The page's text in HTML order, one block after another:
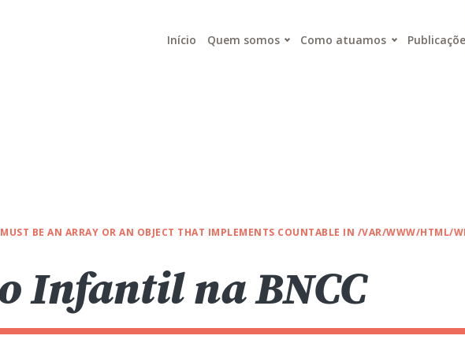
Início Quem somos Como atuamos
BE AN ARRAY OR AN OBJECT THAT IMPLEMENTS COUNTABLE IN /VAR/WWW/HTML/
Infantil na BNCC